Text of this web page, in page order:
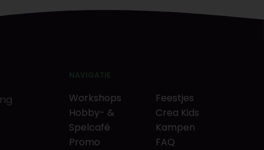
NAVIGATIE
Workshops
Hobby- &
Spelcafé
Promo
Feestjes
Crea Kids
Kampen
FAQ